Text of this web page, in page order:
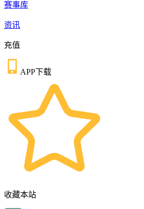
赛事库
资讯
充值
APP下载
收藏本站